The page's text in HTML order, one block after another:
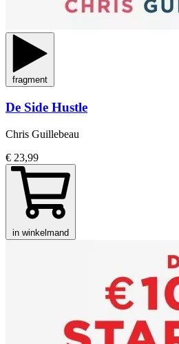
fragment
De Side Hustle
Chris Guillebeau
€ 23,99
in winkelmand